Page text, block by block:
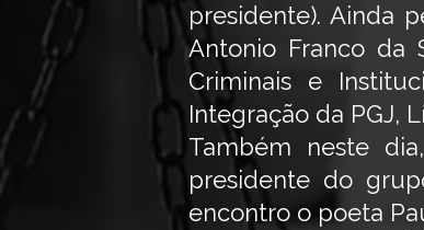
presidente). Ainda
Antonio Franco da
Criminais e
Integração da PGJ,
Também neste
presidente do
encontro o poeta